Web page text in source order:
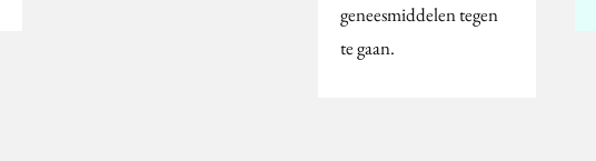
geneesmiddelen tegen
te gaan.